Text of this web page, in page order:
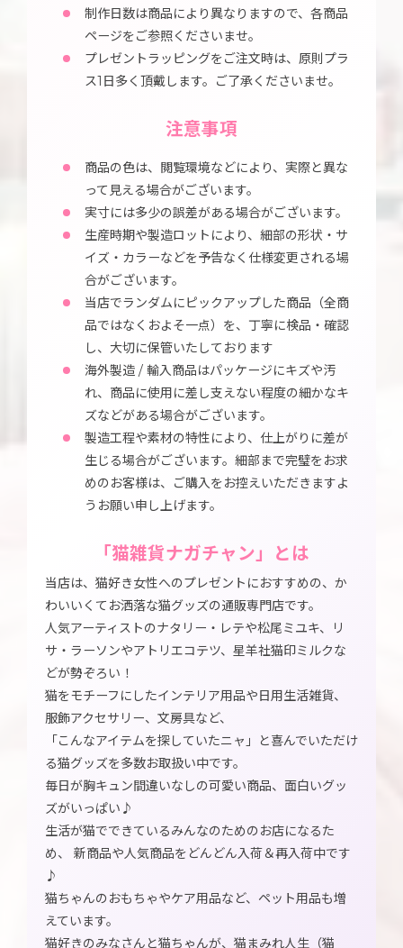
制作日数は商品により異なりますので、各商品
ページをご参照くださいませ。
プレゼントラッピングをご注文時は、原則プラ
ス1日多く頂戴します。ご了承くださいませ。
注意事項
商品の色は、閲覧環境などにより、実際と異な
って見える場合がございます。
実寸には多少の誤差がある場合がございます。
生産時期や製造ロットにより、細部の形状・サ
イズ・カラーなどを予告なく仕様変更される場
合がございます。
当店でランダムにピックアップした商品（全商
品ではなくおよそ一点）を、丁寧に検品・確認
し、大切に保管いたしております
海外製造 / 輸入商品はパッケージにキズや汚
れ、商品に使用に差し支えない程度の細かなキ
ズなどがある場合がございます。
製造工程や素材の特性により、仕上がりに差が
生じる場合がございます。細部まで完璧をお求
めのお客様は、ご購入をお控えいただきますよ
うお願い申し上げます。
「猫雑貨ナガチャン」とは
当店は、猫好き女性へのプレゼントにおすすめの、か
わいいくてお洒落な猫グッズの通販専門店です。
人気アーティストのナタリー・レテや松尾ミユキ、リ
サ・ラーソンやアトリエコテツ、星羊社猫印ミルクな
どが勢ぞろい！
猫をモチーフにしたインテリア用品や日用生活雑貨、
服飾アクセサリー、文房具など、
「こんなアイテムを探していたニャ」と喜んでいただけ
る猫グッズを多数お取扱い中です。
毎日が胸キュン間違いなしの可愛い商品、面白いグッ
ズがいっぱい♪
生活が猫でできているみんなのためのお店になるた
め、 新商品や人気商品をどんどん入荷＆再入荷中です
♪
猫ちゃんのおもちゃやケア用品など、ペット用品も増
えています。
猫好きのみなさんと猫ちゃんが、猫まみれ人生（猫